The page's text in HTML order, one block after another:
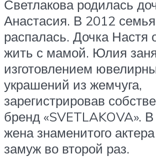
Светлакова родилась
Анастасия. В 2012 семья
распалась. Дочка Настя
жить с мамой. Юлия
изготовлением
украшений из жемчуга,
зарегистрировав
бренд «SVETLAKOVA».
жена знаменитого
замуж во второй раз.